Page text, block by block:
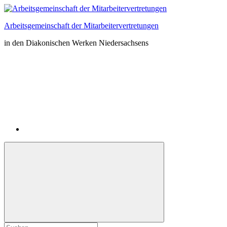
Zum
springen
Arbeitsgemeinschaft der Mitarbeitervertretungen
in den Diakonischen Werken Niedersachsens
Suchformular